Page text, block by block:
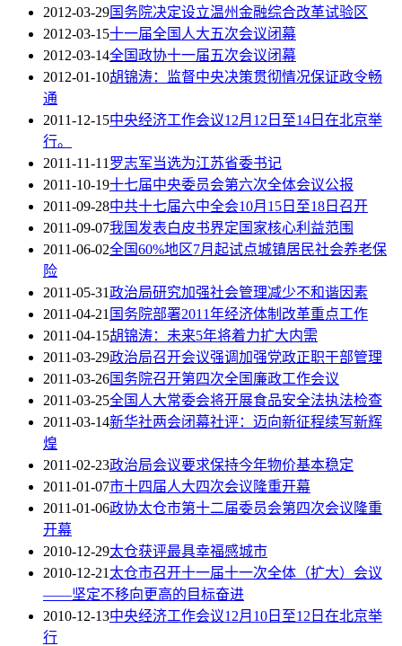
2012-03-29国务院决定设立温州金融综合改革试验区
2012-03-15十一届全国人大五次会议闭幕
2012-03-14全国政协十一届五次会议闭幕
2012-01-10胡锦涛：监督中央决策贯彻情况保证政令畅
通
2011-12-15中央经济工作会议12月12日至14日在北京举
行。
2011-11-11罗志军当选为江苏省委书记
2011-10-19十七届中央委员会第六次全体会议公报
2011-09-28中共十七届六中全会10月15日至18日召开
2011-09-07我国发表白皮书界定国家核心利益范围
2011-06-02全国60%地区7月起试点城镇居民社会养老保
险
2011-05-31政治局研究加强社会管理减少不和谐因素
2011-04-21 国务院部署2011年经济体制改革重点工作
2011-04-15胡锦涛：未来5年将着力扩大内需
2011-03-29政治局召开会议强调加强党政正职干部管理
2011-03-26国务院召开第四次全国廉政工作会议
2011-03-25全国人大常委会将开展食品安全法执法检查
2011-03-14新华社两会闭幕社评：迈向新征程续写新辉
煌
2011-02-23政治局会议要求保持今年物价基本稳定
2011-01-07市十四届人大四次会议隆重开幕
2011-01-06政协太仓市第十二届委员会第四次会议隆重
开幕
2010-12-29太仓获评最具幸福感城市
2010-12-21太仓市召开十一届十一次全体（扩大）会议
——坚定不移向更高的目标奋进
2010-12-13中央经济工作会议12月10日至12日在北京举
行